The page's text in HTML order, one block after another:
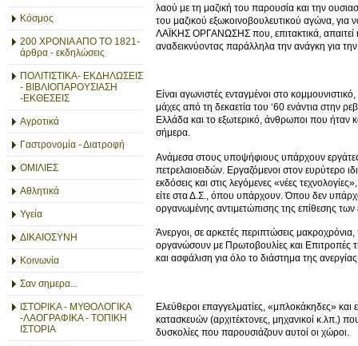
Κόσμος
200 ΧΡΟΝΙΑ ΑΠΟ ΤΟ 1821-
άρθρα - εκδηλώσεις
ΠΟΛΙΤΙΣΤΙΚΑ- ΕΚΔΗΛΩΣΕΙΣ
- ΒΙΒΛΙΟΠΑΡΟΥΣΙΑΣΗ
-ΕΚΘΕΣΕΙΣ
Αγροτικά
Γαστρονομία - Διατροφή
ΟΜΙΛΙΕΣ
Αθλητικά
Υγεία
ΔΙΚΑΙΟΣΥΝΗ
Κοινωνία
Σαν σημερα...
ΙΣΤΟΡΙΚΑ - ΜΥΘΟΛΟΓΙΚΑ
-ΛΑΟΓΡΑΦΙΚΑ - ΤΟΠΙΚΗ
ΙΣΤΟΡΙΑ
λαού με τη μαζική του παρουσία και την
του μαζικού εξωκοινοβουλευτικού αγώνα,
ΛΑΪΚΗΣ ΟΡΓΑΝΩΣΗΣ που, επιτακτικά, απαιτεί
αναδεικνύοντας παράλληλα την ανάγκη για
Είναι αγωνιστές ενταγμένοι στο
μάχες από τη δεκαετία του ‘60 ενάντια στην
Ελλάδα και το εξωτερικό, άνθρωποι που ήταν
σήμερα.
Ανάμεσα στους υποψήφιους υπάρχουν
πετρελαιοειδών. Εργαζόμενοι στον ευρύτερο
εκδόσεις και στις λεγόμενες «νέες
είτε στα Δ.Σ., όπου υπάρχουν. Όπου δεν
οργανωμένης αντιμετώπισης της επίθεσης των
Άνεργοι, σε αρκετές περιπτώσεις
οργανώσουν με Πρωτοβουλίες και Επιτροπές
και ασφάλιση για όλο το διάστημα της
Ελεύθεροι επαγγελματίες, «μπλοκάκηδες»
κατασκευών (αρχιτέκτονες, μηχανικοί κ.λπ.)
δυσκολίες που παρουσιάζουν αυτοί οι χώροι.